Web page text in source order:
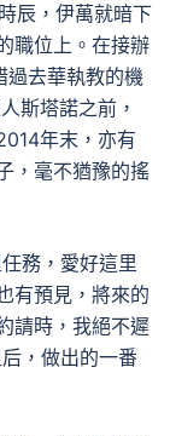
辰，伊萬就暗下
職位上。在接辦
過去華執教的機
斯塔諾之前，
年末，亦有
，毫不猶豫的搖
務，愛好這里
有預見，將來的
請時，我絕不遲
，做出的一番